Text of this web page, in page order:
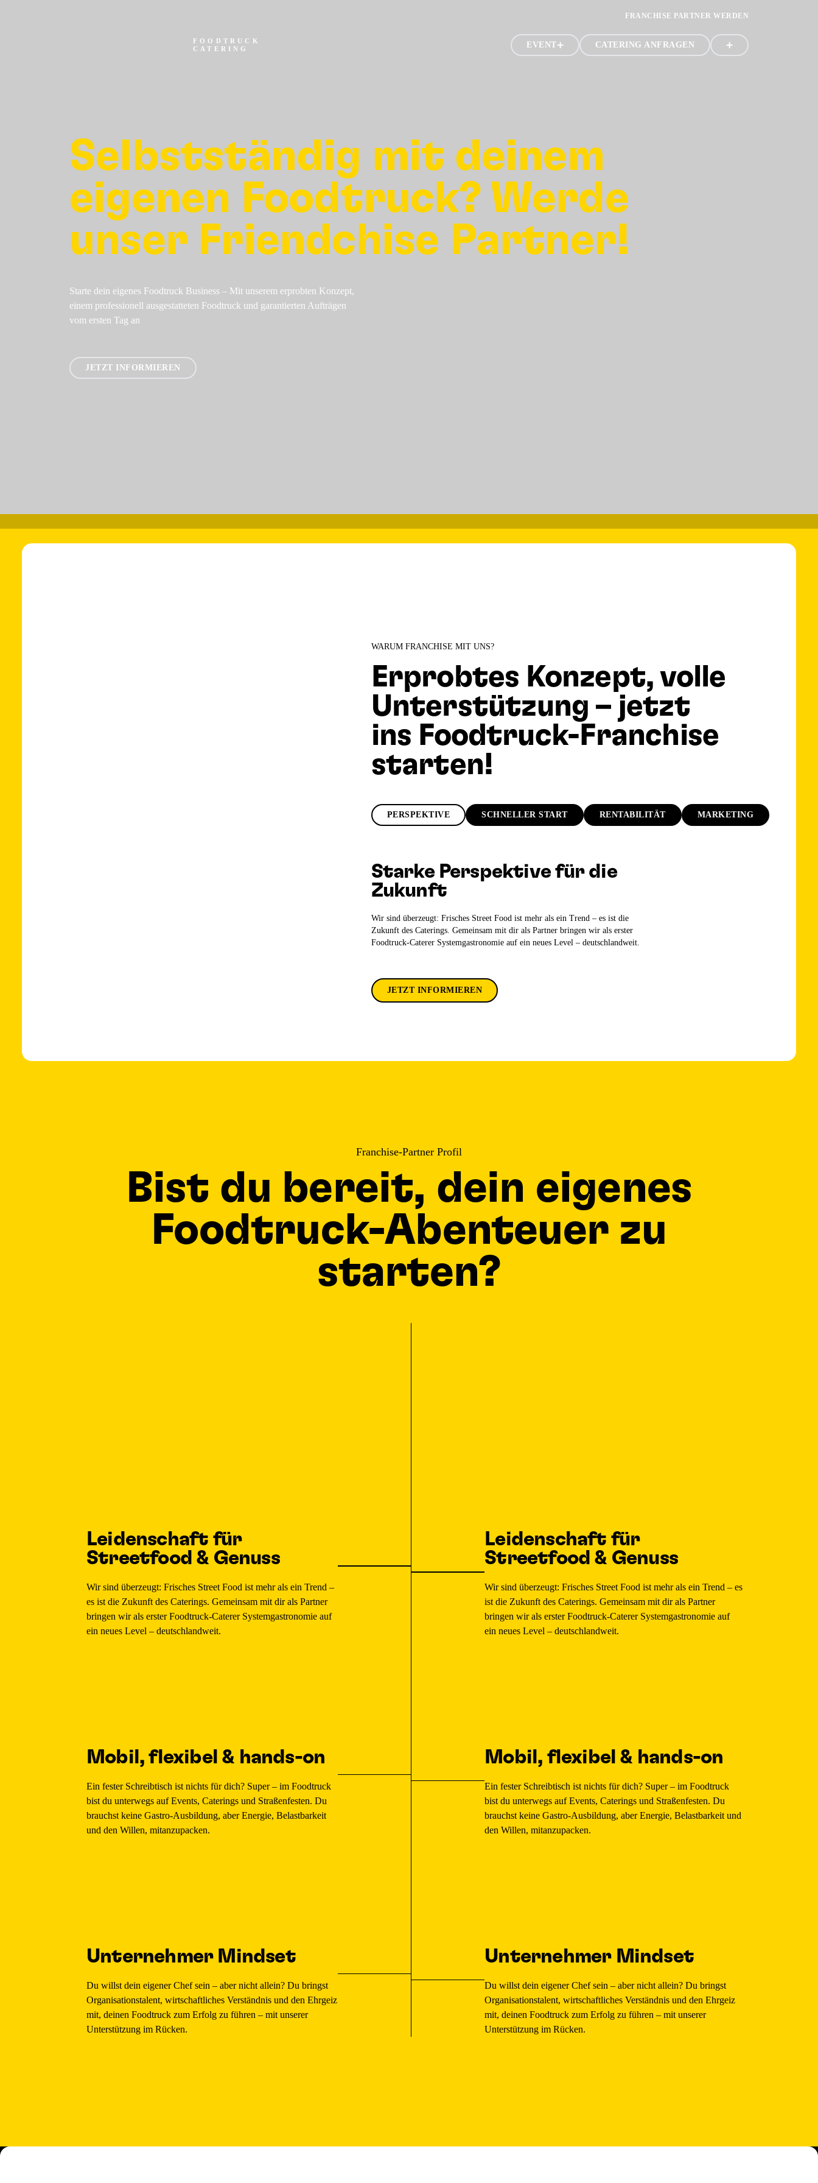
FRANCHISE PARTNER WERDEN
FOODTRUCK
CATERING
EVENT CATERING ANFRAGEN
Selbstständig mit deinem
eigenen Foodtruck? Werde
unser Friendchise Partner!
Starte dein eigenes Foodtruck Business – Mit unserem erprobten Konzept,
einem professionell ausgestatteten Foodtruck und garantierten Aufträgen
vom ersten Tag an
JETZT INFORMIEREN
WARUM FRANCHISE MIT UNS?
Erprobtes Konzept, volle
Unterstützung – jetzt
ins Foodtruck-Franchise
starten!
PERSPEKTIVE SCHNELLER START RENTABILITÄT MARKETING
Starke Perspektive für die
Zukunft
Wir sind überzeugt: Frisches Street Food ist mehr als ein Trend – es ist die
Zukunft des Caterings. Gemeinsam mit dir als Partner bringen wir als erster
Foodtruck-Caterer Systemgastronomie auf ein neues Level – deutschlandweit.
JETZT INFORMIEREN
Franchise-Partner Profil
Bist du bereit, dein eigenes
Foodtruck-Abenteuer zu
starten?
Leidenschaft für
Streetfood & Genuss
Wir sind überzeugt: Frisches Street Food ist mehr als ein Trend –
es ist die Zukunft des Caterings. Gemeinsam mit dir als Partner
bringen wir als erster Foodtruck-Caterer Systemgastronomie auf
ein neues Level – deutschlandweit.
Mobil, flexibel & hands-on
Ein fester Schreibtisch ist nichts für dich? Super – im Foodtruck
bist du unterwegs auf Events, Caterings und Straßenfesten. Du
brauchst keine Gastro-Ausbildung, aber Energie, Belastbarkeit
und den Willen, mitanzupacken.
Unternehmer Mindset
Du willst dein eigener Chef sein – aber nicht allein? Du bringst
Organisationstalent, wirtschaftliches Verständnis und den Ehrgeiz
mit, deinen Foodtruck zum Erfolg zu führen – mit unserer
Unterstützung im Rücken.
Leidenschaft für
Streetfood & Genuss
Wir sind überzeugt: Frisches Street Food ist mehr als ein Trend – es
ist die Zukunft des Caterings. Gemeinsam mit dir als Partner
bringen wir als erster Foodtruck-Caterer Systemgastronomie auf
ein neues Level – deutschlandweit.
Mobil, flexibel & hands-on
Ein fester Schreibtisch ist nichts für dich? Super – im Foodtruck
bist du unterwegs auf Events, Caterings und Straßenfesten. Du
brauchst keine Gastro-Ausbildung, aber Energie, Belastbarkeit und
den Willen, mitanzupacken.
Unternehmer Mindset
Du willst dein eigener Chef sein – aber nicht allein? Du bringst
Organisationstalent, wirtschaftliches Verständnis und den Ehrgeiz
mit, deinen Foodtruck zum Erfolg zu führen – mit unserer
Unterstützung im Rücken.